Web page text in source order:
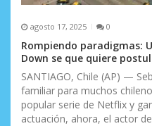
agosto 17, 2025 0
Rompiendo paradigmas:
Down se que quiere
SANTIAGO, Chile (AP) —
familiar para muchos
popular serie de Netflix y
actuación, ahora, el actor